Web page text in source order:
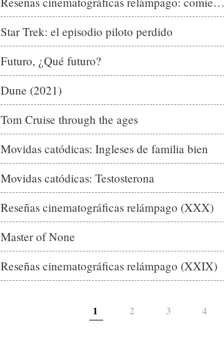
Star Trek: el episodio piloto perdido
Futuro, ¿Qué futuro?
Dune (2021)
Tom Cruise through the ages
Movidas catódicas: Ingleses de familia bien
Movidas catódicas: Testosterona
Reseñas cinematográficas relámpago (XXX)
Master of None
Reseñas cinematográficas relámpago (XXIX)
1 2 3 4